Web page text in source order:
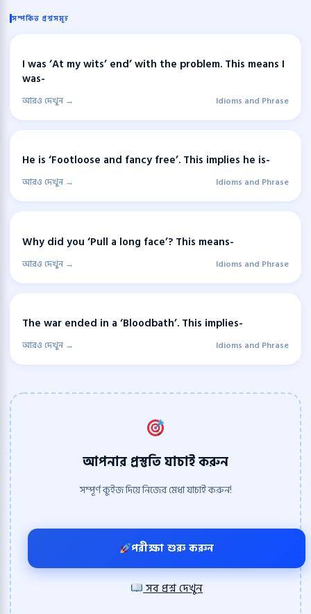
সম্পর্কিত প্রশ্নসমূহ
I was ‘At my wits’ end’ with the problem. This means I
was-
আরও দেখুন → Idioms and Phrase
He is ‘Footloose and fancy free’. This implies he is-
আরও দেখুন → Idioms and Phrase
Why did you ‘Pull a long face’? This means-
আরও দেখুন → Idioms and Phrase
The war ended in a ‘Bloodbath’. This implies-
আরও দেখুন → Idioms and Phrase
আপনার প্রস্তুতি যাচাই করুন
সম্পূর্ণ কুইজ দিয়ে নিজের মেধা যাচাই করুন!
পরীক্ষা শুরু করুন
সব প্রশ্ন দেখুন